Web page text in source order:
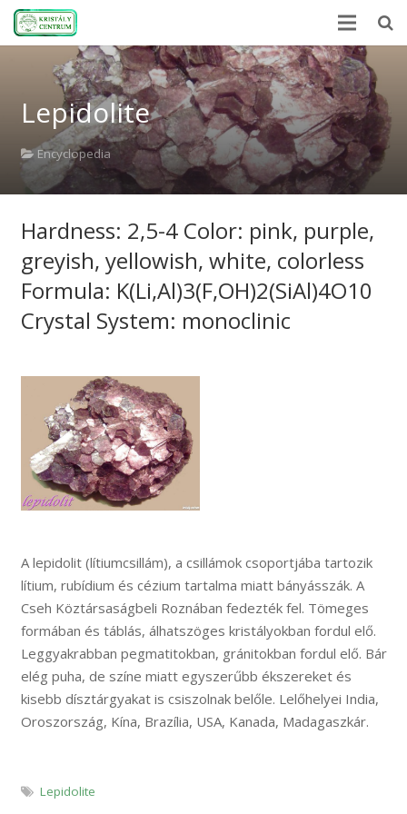
Encyclopedia
Mineral Power
News
Stones
About Us
Contact us
Lepidolite
Encyclopedia
Hardness: 2,5-4 Color: pink, purple,
greyish, yellowish, white, colorless
Formula: K(Li,Al)3(F,OH)2(SiAl)4O10
Crystal System: monoclinic
A lepidolit (lítiumcsillám), a csillámok csoportjába tartozik
lítium, rubídium és cézium tartalma miatt bányásszák. A
Cseh Köztársaságbeli Roznában fedezték fel. Tömeges
formában és táblás, álhatszöges kristályokban fordul elő.
Leggyakrabban pegmatitokban, gránitokban fordul elő. Bár
elég puha, de színe miatt egyszerűbb ékszereket és
kisebb dísztárgyakat is csiszolnak belőle. Lelőhelyei India,
Oroszország, Kína, Brazília, USA, Kanada, Madagaszkár.
Lepidolite